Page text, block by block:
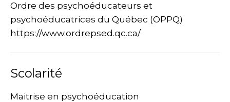
Ordre des psychoéducateurs et
psychoéducatrices du Québec (OPPQ)
https://www.ordrepsed.qc.ca/
Scolarité
Maitrise en psychoéducation